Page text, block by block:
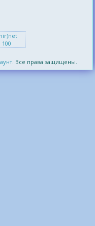
. Все права защищены.